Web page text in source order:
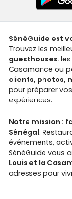
SénéGuide est
Trouvez les
guesthouses, les
Casamance ou
clients, photos,
pour préparer
expériences.
Notre mission :
Sénégal.
événements,
SénéGuide vous
Louis et la
adresses pour